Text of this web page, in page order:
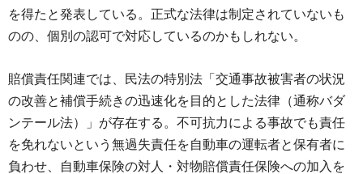
を得たと発表している。正式な法律は制定されていないも
のの、個別の認可で対応しているのかもしれない。
賠償責任関連では、民法の特別法「交通事故被害者の状況
の改善と補償手続きの迅速化を目的とした法律（通称バダ
ンテール法）」が存在する。不可抗力による事故でも責任
を免れないという無過失責任を自動車の運転者と保有者に
負わせ、自動車保険の対人・対物賠償責任保険への加入を